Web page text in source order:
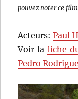
pouvez noter ce film
Acteurs:Paul
Voir lafiche
Pedro